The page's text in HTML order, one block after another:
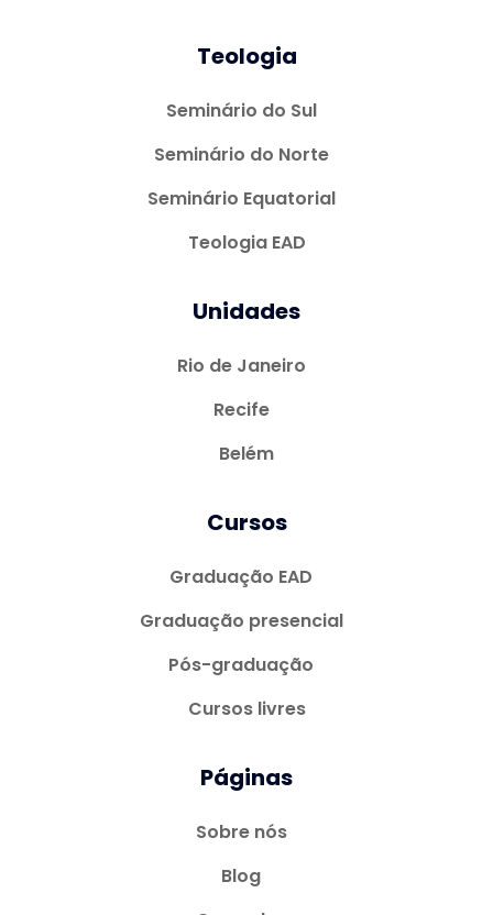
Teologia
Seminário do Sul
Seminário do Norte
Seminário Equatorial
Teologia EAD
Unidades
Rio de Janeiro
Recife
Belém
Cursos
Graduação EAD
Graduação presencial
Pós-graduação
Cursos livres
Páginas
Sobre nós
Blog